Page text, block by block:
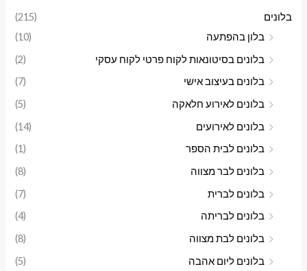
י
מ
ל
י
י
מ
ל
י
בלונים
(215)
בלון בהפתעה
(10)
בלונים בסיטונאות לקוח פרטי לקוח עסקי
(2)
בלונים בעיצוב אישי
(7)
בלונים לאירוע חלאקה
(5)
בלונים לאירועים
(14)
בלונים לבית הספר
(1)
בלונים לבר מצווה
(8)
בלונים לברית
(7)
בלונים לבריתה
(4)
בלונים לבת מצווה
(8)
בלונים ליום אהבה
(5)